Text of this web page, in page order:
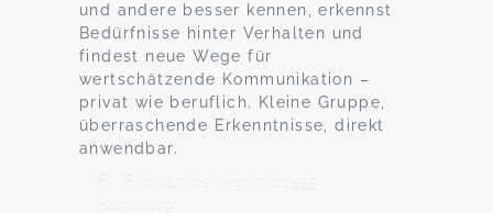
und andere besser kennen, erkennst
Bedürfnisse hinter Verhalten und
findest neue Wege für
wertschätzende Kommunikation –
privat wie beruflich. Kleine Gruppe,
überraschende Erkenntnisse, direkt
anwendbar.
Erdkampsweg 7, 22335
Hamburg